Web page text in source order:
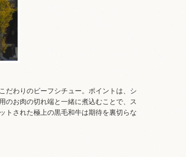
だわりのビーフシチュー。ポイントは、シ
のお肉の切れ端と一緒に煮込むことで、ス
トされた極上の黒毛和牛は期待を裏切らな